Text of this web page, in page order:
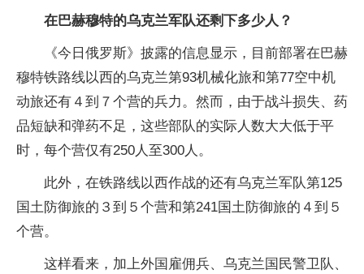
在巴赫穆特的乌克兰军队还剩下多少人？
《今日俄罗斯》披露的信息显示，目前部署在巴赫
穆特铁路线以西的乌克兰第93机械化旅和第77空中机
动旅还有４到７个营的兵力。然而，由于战斗损失、药
品短缺和弹药不足，这些部队的实际人数大大低于平
时，每个营仅有250人至300人。
此外，在铁路线以西作战的还有乌克兰军队第125
国土防御旅的３到５个营和第241国土防御旅的４到５
个营。
这样看来，加上外国雇佣兵、乌克兰国民警卫队、